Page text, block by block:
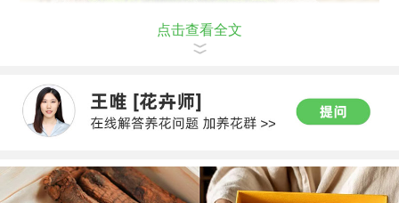
点击查看全文